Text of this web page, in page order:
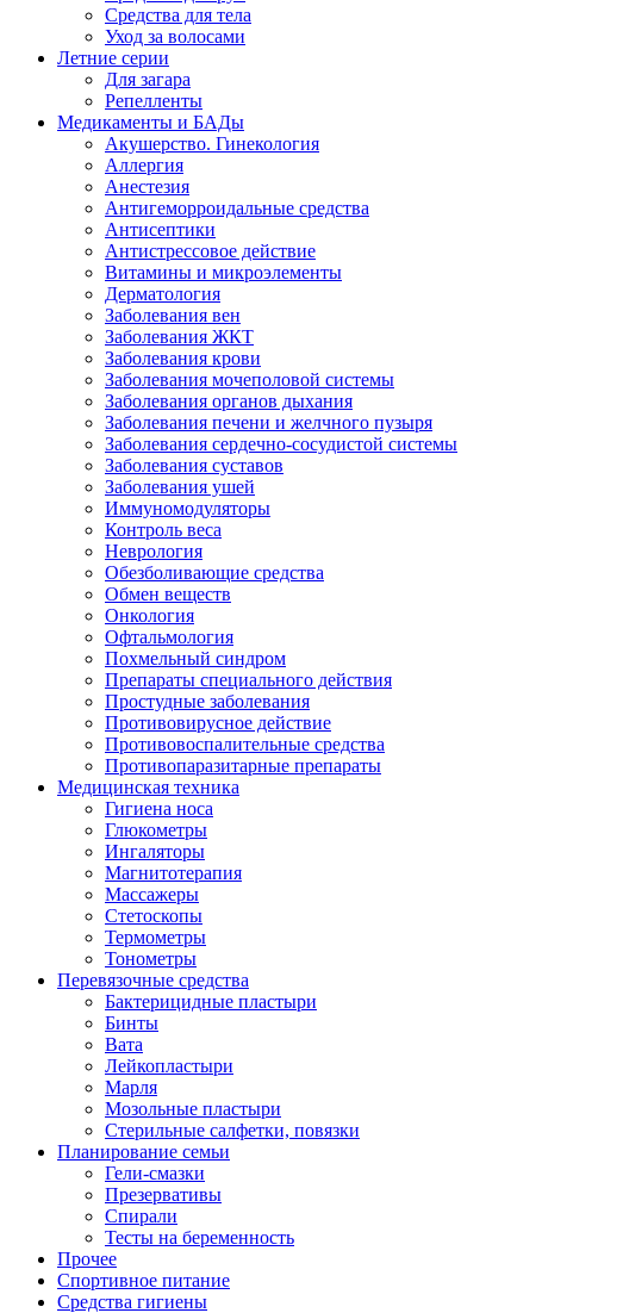
Средства для тела
Уход за волосами
Летние серии
Для загара
Репелленты
Медикаменты и БАДы
Акушерство. Гинекология
Аллергия
Анестезия
Антигеморроидальные средства
Антисептики
Антистрессовое действие
Витамины и микроэлементы
Дерматология
Заболевания вен
Заболевания ЖКТ
Заболевания крови
Заболевания мочеполовой системы
Заболевания органов дыхания
Заболевания печени и желчного пузыря
Заболевания сердечно-сосудистой системы
Заболевания суставов
Заболевания ушей
Иммуномодуляторы
Контроль веса
Неврология
Обезболивающие средства
Обмен веществ
Онкология
Офтальмология
Похмельный синдром
Препараты специального действия
Простудные заболевания
Противовирусное действие
Противовоспалительные средства
Противопаразитарные препараты
Медицинская техника
Гигиена носа
Глюкометры
Ингаляторы
Магнитотерапия
Массажеры
Стетоскопы
Термометры
Тонометры
Перевязочные средства
Бактерицидные пластыри
Бинты
Вата
Лейкопластыри
Марля
Мозольные пластыри
Стерильные салфетки, повязки
Планирование семьи
Гели-смазки
Презервативы
Спирали
Тесты на беременность
Прочее
Спортивное питание
Средства гигиены